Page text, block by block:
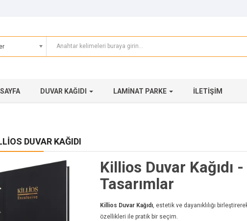
DUVAR KAĞIDI LAMINAT PARKE İLETIŞIM
DUVAR KAĞIDI
Killios Duvar Kağıdı
Tasarımlar
Killios Duvar Kağıdı, estetik ve dayanıklılığı
özellikleri ile pratik bir seçim.